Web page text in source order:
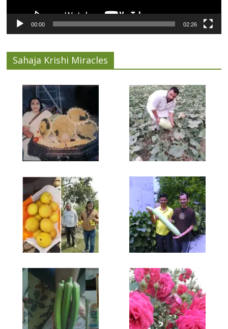
00:00 02:26
Sahaja Krishi Miracles